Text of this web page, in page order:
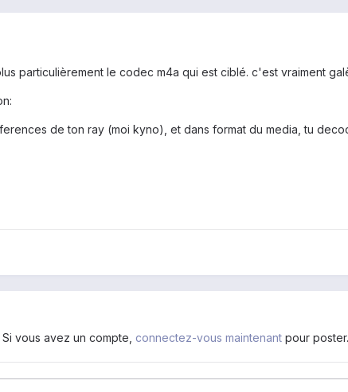
particulièrement le codec m4a qui est ciblé. c'est vraiment
de ton ray (moi kyno), et dans format du media, tu
vous avez un compte, connectez-vous maintenant pour poster.